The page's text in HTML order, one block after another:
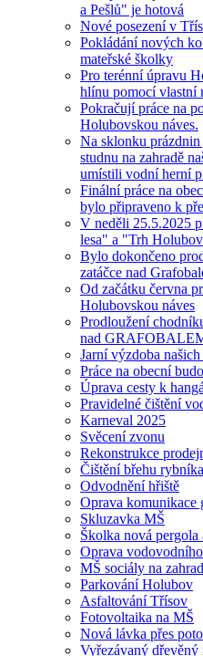
a Pešlů" je hotová
Nové posezení v
Pokládání nových
mateřské školky
Pro terénní úpravu
hlínu pomocí vlastní
Pokračují práce na
Holubovskou náves.
Na sklonku
studnu na zahradě
umístili vodní herní
Finální práce na
bylo připraveno k
V neděli 25.5.2025
lesa" a "Trh
Bylo dokončeno
zatáčce nad
Od začátku června
Holubovskou náves
Prodloužení
nad
Jarní výzdoba
Práce na obecní
Úprava cesty k
Pravidelné čištění
Karneval 2025
Svěcení zvonu
Rekonstrukce
Čištění břehu rybníka
Odvodnění hřiště
Oprava komunikace
Skluzavka MŠ
Školka nová
Oprava
MŠ sociály na
Parkování Holubov
Asfaltování Třísov
Fotovoltaika na MŠ
Nová lávka přes
Vyřezávaný